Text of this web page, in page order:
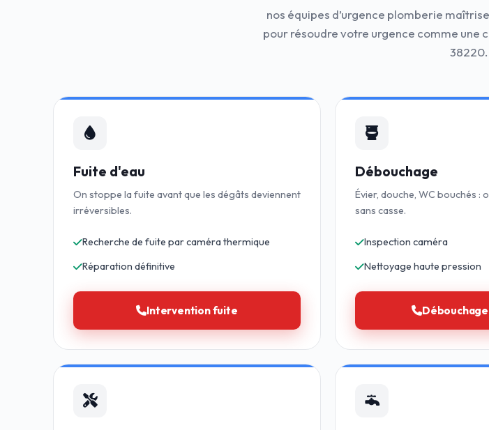
nos équipes d’urgence plomberie
pour résoudre votre urgence comme une
38220.
Fuite d'eau
On stoppe la fuite avant que les dégâts deviennent
irréversibles.
Recherche de fuite par caméra thermique
Réparation définitive
Intervention fuite
Débouchage
Évier, douche, WC bouchés :
sans casse.
Inspection caméra
Nettoyage haute pression